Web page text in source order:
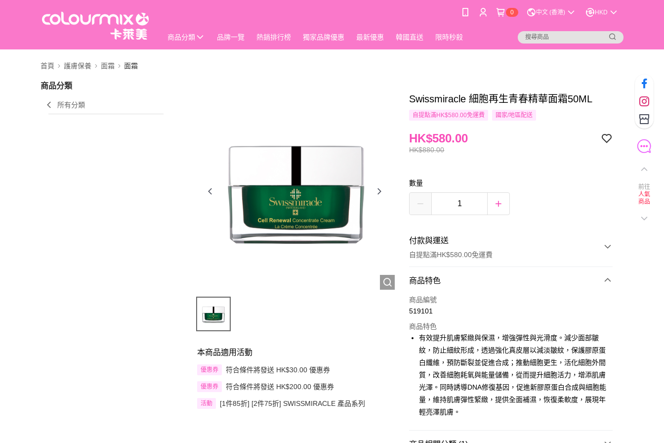
0 中文 (香港) HKD
商品分類 品牌一覽 熱銷排行榜 獨家品牌優惠 最新優惠 韓國直送 限時秒殺
首頁 護膚保養 面霜 面霜
商品分類
所有分類
本商品適用活動
優惠券 符合條件將發送 HK$30.00 優惠券
優惠券 符合條件將發送 HK$200.00 優惠券
活動 [1件85折] [2件75折] SWISSMIRACLE 產品系列
Swissmiracle 細胞再生青春精華面霜50ML
自提點滿HK$580.00免運費 國家/地區配送
HK$880.00
HK$580.00
數量
付款與運送
自提點滿HK$580.00免運費
付款方式
信用卡
Google Pay
AlipayHK
PayMe
WeChat Pay
其他轉帳方式
商品特色
商品編號
519101
商品特色
有效提升肌膚緊緻與保濕，增強彈性與光滑度。減少面部皺
紋，防止細紋形成，透過強化真皮層以減淡皺紋，保護膠原蛋
白纖維，預防斷裂並促進合成；推動細胞更生，活化細胞外間
質，改善細胞耗氧與能量儲備，從而提升細胞活力，增添肌膚
光澤。同時誘導DNA修復基因，促進新膠原蛋白合成與細胞能
量，維持肌膚彈性緊緻，提供全面補濕，恢復柔軟度，展現年
輕亮澤肌膚。
前往
人氣
商品